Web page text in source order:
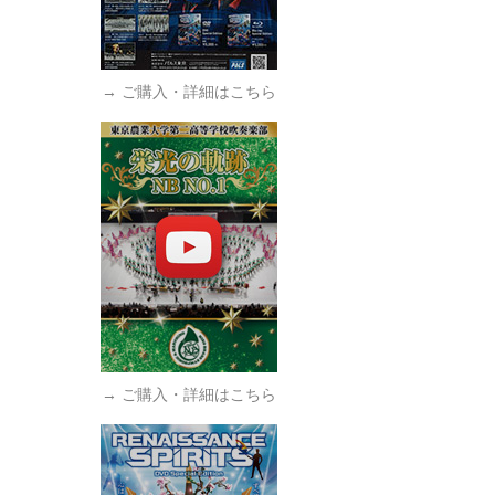
→ ご購入・詳細はこちら
→ ご購入・詳細はこちら